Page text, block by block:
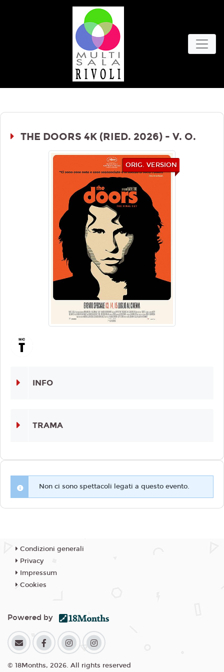
THE DOORS 4K (RIED. 2026) - V. O.
ORIG. VERSION
INFO
TRAMA
Non ci sono spettacoli legati a questo evento.
Condizioni generali
Privacy
Impressum
Cookies
Powered by
© 18Months, 2026. All rights reserved